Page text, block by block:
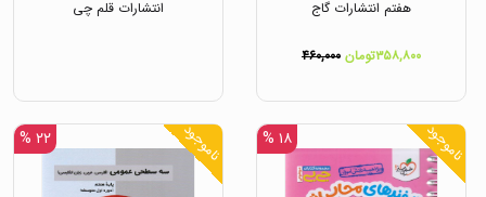
هفتم انتشارات گاج
۳۵۸,۸۰۰تومان ۴۶۰,۰۰۰
انتشارات قلم چی
ناموجود ۱۸ % ناموجود ۲۲ %